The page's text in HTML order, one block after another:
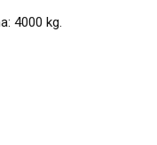
4000 kg.